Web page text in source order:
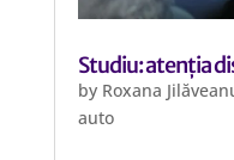
Studiu: atenția
by Roxana
auto